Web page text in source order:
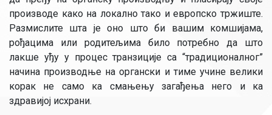
производе како на локално тако и европско тржиште.
Размислите шта је оно што би вашим комшијама,
рођацима или родитељима било потребно да што
лакше уђу у процес транзиције са “традиционалног”
начина производње на органски и тиме учине велики
корак не само ка смањењу загађења него и ка
здравијој исхрани.